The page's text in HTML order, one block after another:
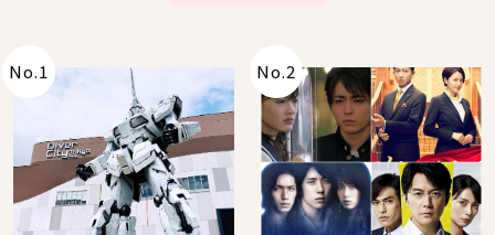
No.1 No.2